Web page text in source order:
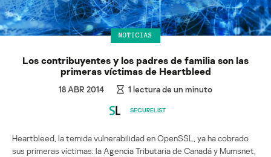
NOTICIAS
Los contribuyentes y los padres de familia son las
primeras víctimas de Heartbleed
18 ABR 2014 1 lectura de un minuto
SECURELIST
Heartbleed, la temida vulnerabilidad en OpenSSL, ya ha cobrado
sus primeras víctimas: la Agencia Tributaria de Canadá y Mumsnet,